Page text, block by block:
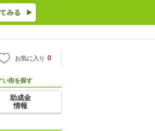
お気に入り 0
い街を探す
助成金
情報